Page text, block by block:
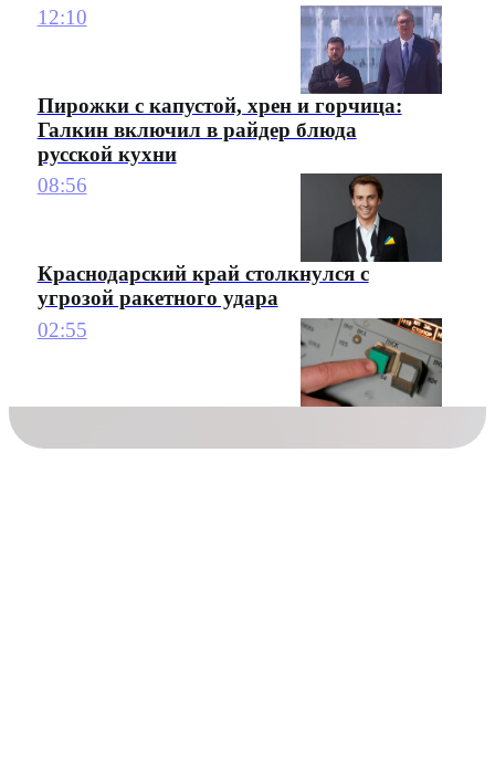
12:10
Пирожки с капустой, хрен и горчица:
Галкин включил в райдер блюда
русской кухни
08:56
Краснодарский край столкнулся с
угрозой ракетного удара
02:55